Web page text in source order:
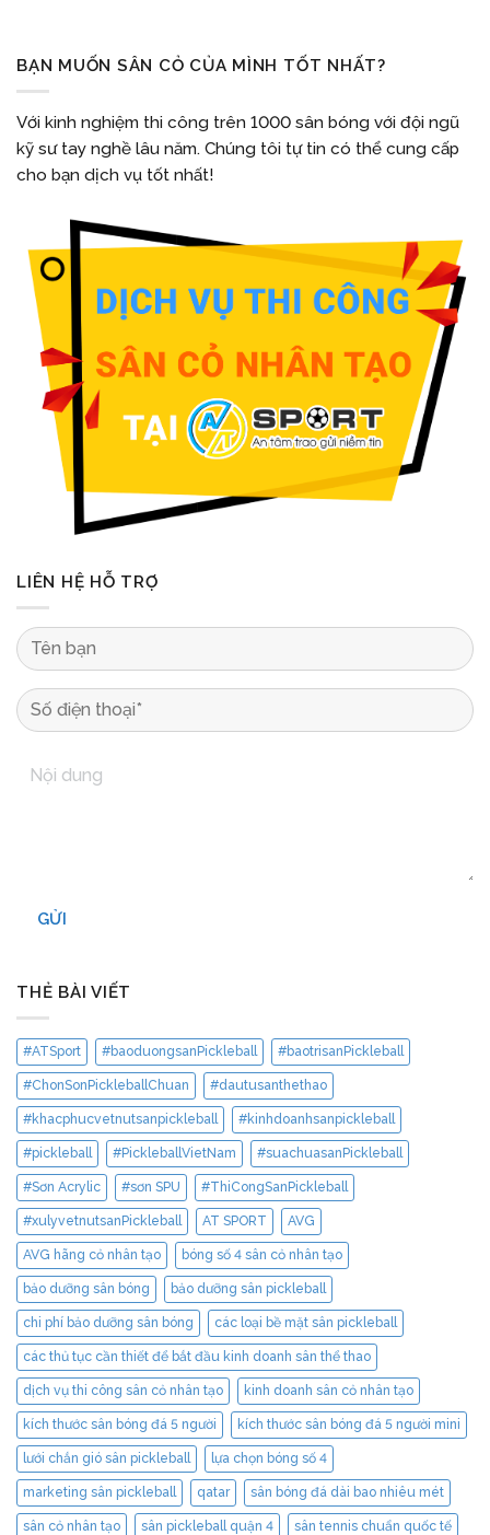
BẠN MUỐN SÂN CỎ CỦA MÌNH TỐT NHẤT?
Với kinh nghiệm thi công trên 1000 sân bóng với đội ngũ
kỹ sư tay nghề lâu năm. Chúng tôi tự tin có thể cung cấp
cho bạn dịch vụ tốt nhất!
LIÊN HỆ HỖ TRỢ
GỬI
THẺ BÀI VIẾT
#ATSport #baoduongsanPickleball #baotrisanPickleball
#ChonSonPickleballChuan #dautusanthethao
#khacphucvetnutsanpickleball #kinhdoanhsanpickleball
#pickleball #PickleballVietNam #suachuasanPickleball
#Sơn Acrylic #sơn SPU #ThiCongSanPickleball
#xulyvetnutsanPickleball AT SPORT AVG
AVG hãng cỏ nhân tạo bóng số 4 sân cỏ nhân tạo
bảo dưỡng sân bóng bảo dưỡng sân pickleball
chi phí bảo dưỡng sân bóng các loại bề mặt sân pickleball
các thủ tục cần thiết để bắt đầu kinh doanh sân thể thao
dịch vụ thi công sân cỏ nhân tạo kinh doanh sân cỏ nhân tạo
kích thước sân bóng đá 5 người kích thước sân bóng đá 5 người mini
lưới chắn gió sân pickleball lựa chọn bóng số 4
marketing sân pickleball qatar sân bóng đá dài bao nhiêu mét
sân cỏ nhân tạo sân pickleball quận 4 sân tennis chuẩn quốc tế